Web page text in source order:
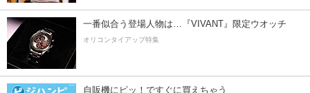
一番似合う登場人物は…『VIVANT』限定ウオッチ
オリコンタイアップ特集
自販機にピッ！ですぐに買えちゃう